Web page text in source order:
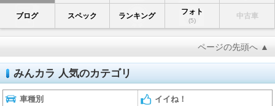
ブログ スペック ランキング フォト
(5)
中古車
ページの先頭へ ▲
みんカラ 人気のカテゴリ
車種別 イイね！